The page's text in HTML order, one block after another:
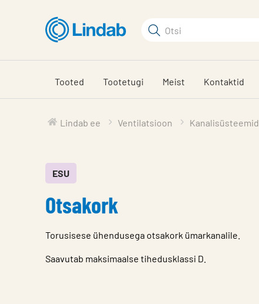
Otsi
Tooted Tootetugi Meist Kontaktid
Lindab ee Ventilatsioon Kanalisüsteemid
ESU
Otsakork
Torusisese ühendusega otsakork ümarkanalile.
Saavutab maksimaalse tihedusklassi D.